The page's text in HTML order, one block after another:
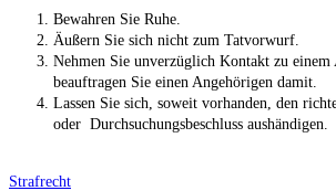
Bewahren Sie Ruhe.
Äußern Sie sich nicht zum Tatvorwurf.
Nehmen Sie unverzüglich Kontakt zu
beauftragen Sie einen Angehörigen damit.
Lassen Sie sich, soweit vorhanden, den
oder Durchsuchungsbeschluss aushändigen.
Strafrecht